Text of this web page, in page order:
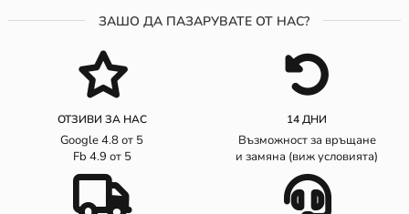
ЗАШО ДА ПАЗАРУВАТЕ ОТ НАС?
ОТЗИВИ ЗА НАС
Google 4.8 от 5
Fb 4.9 от 5
14 ДНИ
Възможност за връщане
и замяна (виж условията)